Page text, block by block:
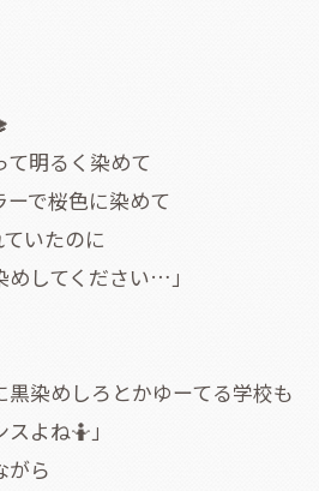
て明るく染めて
で桜色に染めて
いたのに
めしてください…」
黒染めしろとかゆーてる学校も
よね🤷」
がら